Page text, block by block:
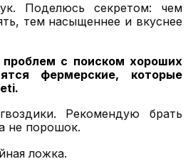
Поделюсь секретом: чем
тем насыщеннее и вкуснее
с поиском хороших
фермерские, которые
.
Рекомендую брать
не порошок.
ложка.